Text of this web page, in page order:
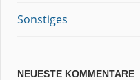
Sonstiges
NEUESTE KOMMENTARE